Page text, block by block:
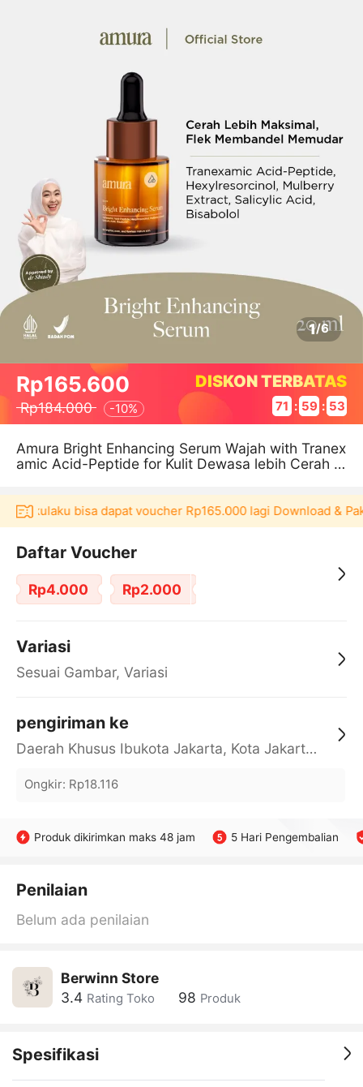
1/6
Rp165.600
Rp184.000 -10%
DISKON TERBATAS
71 : 59 : 53
Amura Bright Enhancing Serum Wajah with Tranex
amic Acid-Peptide for Kulit Dewasa lebih Cerah &
Akulaku bisa dapat voucher Rp165.000 lagi Download &
Daftar Voucher
Rp4.000 Rp2.000
Variasi
Sesuai Gambar, Variasi
pengiriman ke
Daerah Khusus Ibukota Jakarta, Kota Jakarta Barat, Cengkareng, yy
Ongkir: Rp18.116
Produk dikirimkan maks 48 jam 5 Hari Pengembalian
Penilaian
Belum ada penilaian
Berwinn Store
3.4 Rating Toko 98 Produk
Spesifikasi